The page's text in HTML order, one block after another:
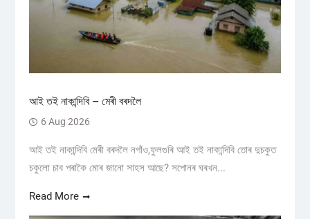
আই তই নাকান্দিবি – মেৰী বৰদলৈ
6 Aug 2026
আই তই নাকান্দিবি মেৰী বৰদলৈ নগাঁও,ফুলগুৰি আই তই নাকান্দিবি তোৰ দুচকুত
চকুলো চাব পৰাকৈ মোৰ জানো সাহস আছে? সপোনৰ ঘৰখন...
Read More